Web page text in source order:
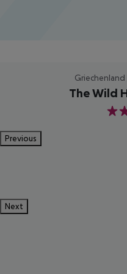
Griechenland
The Wild
5
Previous
Next